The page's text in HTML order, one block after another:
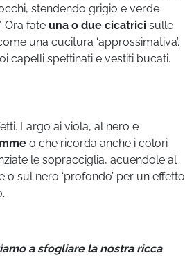
stendendo grigio e verde
Ora fate una o due cicatrici sulle
una cucitura ‘approssimativa’.
capelli spettinati e vestiti bucati.
Largo ai viola, al nero e
o che ricorda anche i colori
le sopracciglia, acuendole al
sul nero ‘profondo’ per un effetto
a sfogliare la nostra ricca